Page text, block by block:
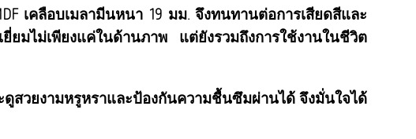
เคลือบเมลามีนหนา 19 มม. จึงทนทานต่อการเสียดสีและ
มไม่เพียงแค่ในด้านภาพ แต่ยังรวมถึงการใช้งานในชีวิต
ดูสวยงามหรูหราและป้องกันความชื้นซึมผ่านได้ จึงมั่นใจได้